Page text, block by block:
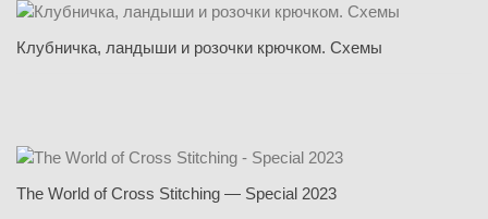
Клубничка, ландыши и розочки крючком. Схемы
The World of Cross Stitching — Special 2023